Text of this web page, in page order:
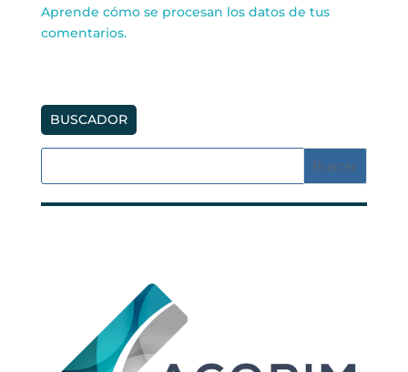
Aprende cómo se procesan los datos de tus
comentarios.
BUSCADOR